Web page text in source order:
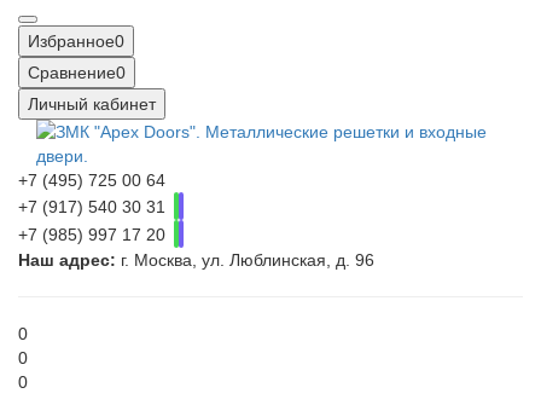
Избранное0
Сравнение0
Личный кабинет
+7 (495) 725 00 64
+7 (917) 540 30 31
+7 (985) 997 17 20
Наш адрес: г. Москва, ул. Люблинская, д. 96
0
0
0